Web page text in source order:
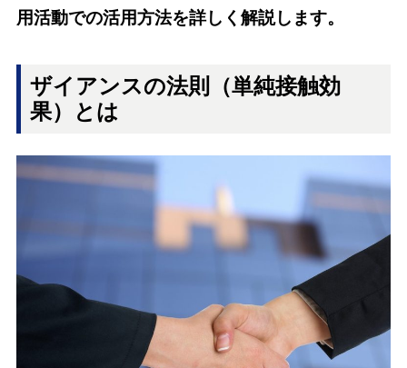
用活動での活用方法を詳しく解説します。
ザイアンスの法則（単純接触効
果）とは